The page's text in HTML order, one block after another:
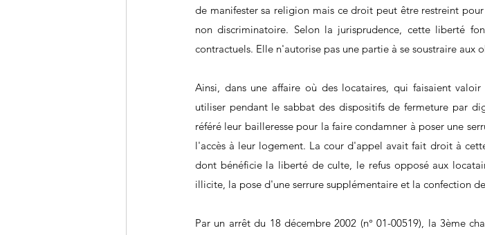
de manifester sa religion mais ce droit peut être restreint
non discriminatoire. Selon la jurisprudence, cette liberté
contractuels. Elle n'autorise pas une partie à se soustraire aux
Ainsi, dans une affaire où des locataires, qui faisaient
utiliser pendant le sabbat des dispositifs de fermeture par
référé leur bailleresse pour la faire condamner à poser une
l'accès à leur logement. La cour d'appel avait fait droit à
dont bénéficie la liberté de culte, le refus opposé aux
illicite, la pose d'une serrure supplémentaire et la confection
Par un arrêt du 18 décembre 2002 (n° 01-00519), la 3ème